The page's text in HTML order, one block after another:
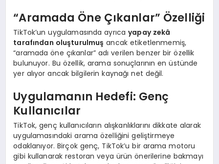
“Aramada Öne Çıkanlar” Özelliği
TikTok’un uygulamasında ayrıcayapay zekâ
tarafından oluşturulmuş ancak etiketlenmemiş,
“aramada öne çıkanlar” adı verilen benzer bir özellik
bulunuyor. Bu özellik, arama sonuçlarının en üstünde
yer alıyor ancak bilgilerin kaynağı net değil.
Uygulamanın Hedefi: Genç
Kullanıcılar
TikTok, genç kullanıcıların alışkanlıklarını dikkate alarak
uygulamasındaki arama özelliğini geliştirmeye
odaklanıyor. Birçok genç, TikTok’u bir arama motoru
gibi kullanarak restoran veya ürün önerilerine bakmayı